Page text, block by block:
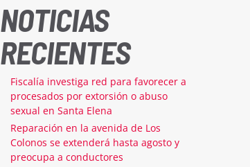
NOTICIAS
RECIENTES
Fiscalía investiga red para favorecer a
procesados por extorsión o abuso
sexual en Santa Elena
Reparación en la avenida de Los
Colonos se extenderá hasta agosto y
preocupa a conductores